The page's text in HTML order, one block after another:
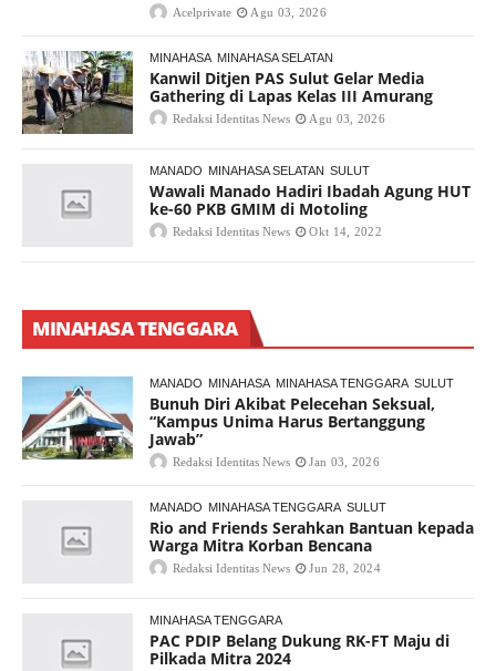
Acelprivate Agu 03, 2026
MINAHASA MINAHASA SELATAN
Kanwil Ditjen PAS Sulut Gelar Media
Gathering di Lapas Kelas III Amurang
Redaksi Identitas News Agu 03, 2026
MANADO MINAHASA SELATAN SULUT
Wawali Manado Hadiri Ibadah Agung HUT
ke-60 PKB GMIM di Motoling
Redaksi Identitas News Okt 14, 2022
MINAHASA TENGGARA
MANADO MINAHASA MINAHASA TENGGARA SULUT
Bunuh Diri Akibat Pelecehan Seksual,
“Kampus Unima Harus Bertanggung
Jawab”
Redaksi Identitas News Jan 03, 2026
MANADO MINAHASA TENGGARA SULUT
Rio and Friends Serahkan Bantuan kepada
Warga Mitra Korban Bencana
Redaksi Identitas News Jun 28, 2024
MINAHASA TENGGARA
PAC PDIP Belang Dukung RK-FT Maju di
Pilkada Mitra 2024